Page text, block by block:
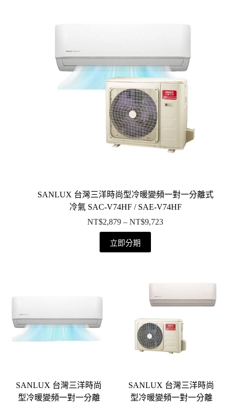
SANLUX 台灣三洋時尚型冷暖變頻一對一分離式
冷氣 SAC-V74HF / SAE-V74HF
NT$2,879 – NT$9,723
立即分期
SANLUX 台灣三洋時尚
型冷暖變頻一對一分離
SANLUX 台灣三洋時尚
型冷暖變頻一對一分離